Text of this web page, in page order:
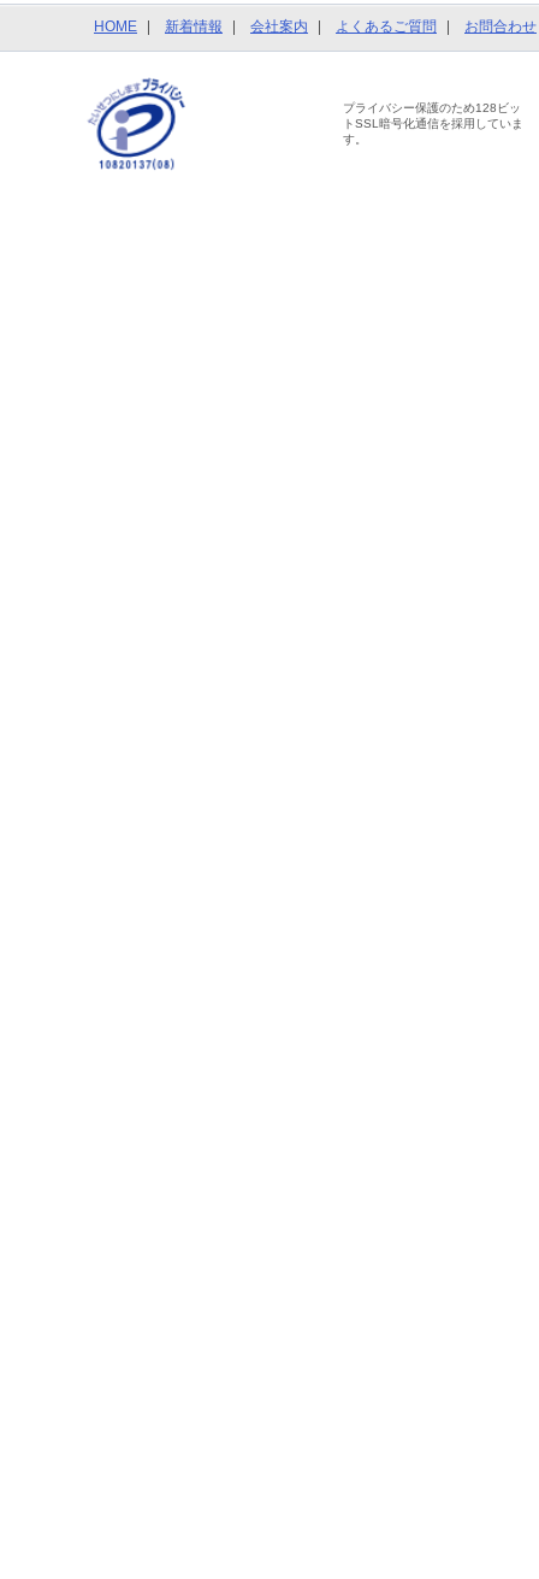
HOME 新着情報 会社案内 よくあるご質問 お問合わせ
プライバシー保護のため128ビッ
トSSL暗号化通信を採用していま
す。